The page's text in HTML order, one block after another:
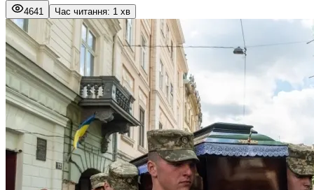
4641 Час читання: 1 хв